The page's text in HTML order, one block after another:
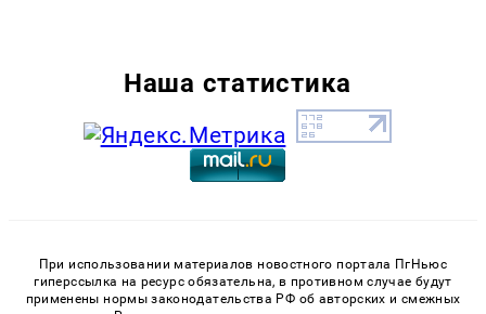
Наша статистика
При использовании материалов новостного портала ПгНьюс
гиперссылка на ресурс обязательна, в противном случае будут
применены нормы законодательства РФ об авторских и смежных